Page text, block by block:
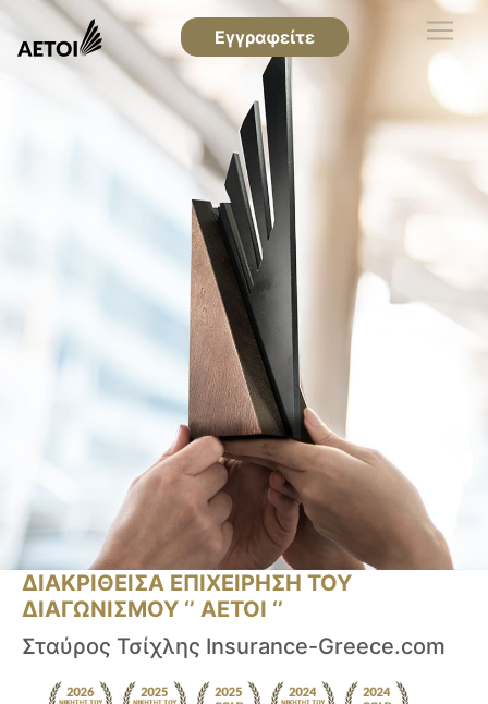
Εγγραφείτε
ΔΙΑΚΡΙΘΕΙΣΑ ΕΠΙΧΕΙΡΗΣΗ ΤΟΥ
ΔΙΑΓΩΝΙΣΜΟΥ ‘’ ΑΕΤΟΙ ‘’
Σταύρος Τσίχλης Insurance-Greece.com